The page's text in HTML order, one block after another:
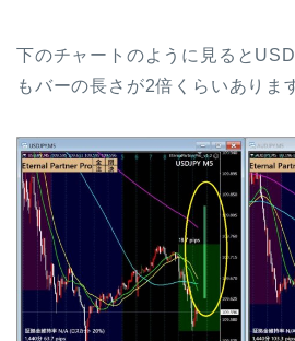
下のチャートのように見ると
もバーの長さが2倍くらいありま